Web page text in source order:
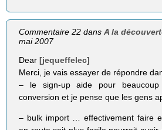
Commentaire 22 dansA la
mai 2007
Dear[jequeffelec]
Merci, je vais essayer de répondre
– le sign-up aide pour
conversion et je pense que les gens
– bulk import … effectivement faire